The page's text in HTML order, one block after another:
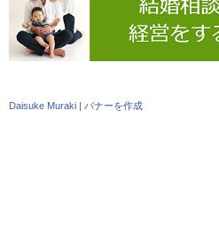
Daisuke Muraki | バナーを作成